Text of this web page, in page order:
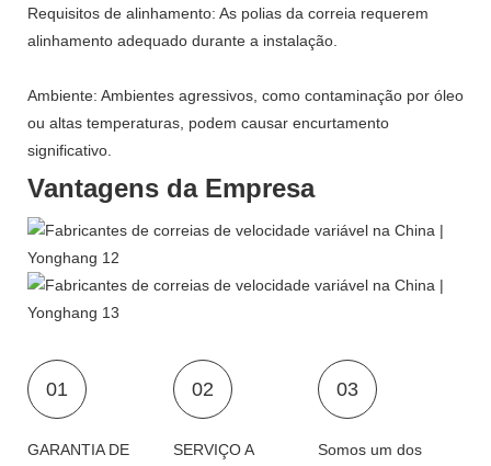
Requisitos de alinhamento: As polias da correia requerem
alinhamento adequado durante a instalação.
Ambiente: Ambientes agressivos, como contaminação por óleo
ou altas temperaturas, podem causar encurtamento
significativo.
Vantagens da Empresa
01
GARANTIA DE
02
SERVIÇO A
03
Somos um dos